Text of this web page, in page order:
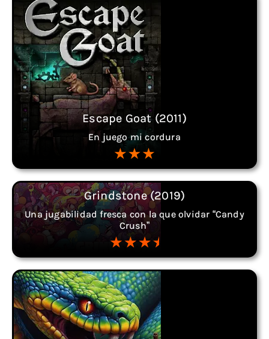
Escape Goat (2011)
En juego mi cordura
Grindstone (2019)
Una jugabilidad fresca con la que olvidar “Candy
Crush”